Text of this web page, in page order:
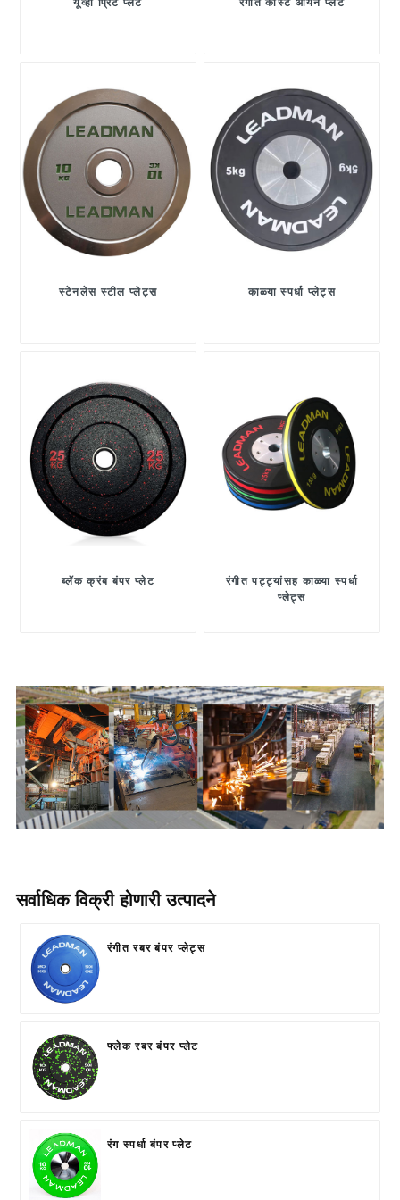
स्टेनलेस स्टील प्लेट्स काळ्या स्पर्धा प्लेट्स
ब्लॅक क्रंब बंपर प्लेट
रंगीत पट्ट्यांसह काळ्या स्पर्धा
प्लेट्स
सर्वाधिक विक्री होणारी उत्पादने
रंगीत रबर बंपर प्लेट्स
फ्लेक रबर बंपर प्लेट
रंग स्पर्धा बंपर प्लेट